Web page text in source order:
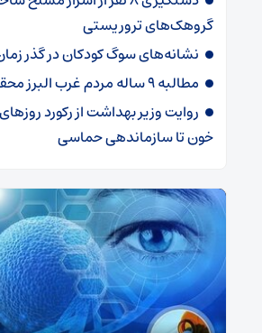
گروهک‌های تروریستی
نشانه‌های سوگ کودکان در گذر
مطالبه ۹ ساله مردم غرب البرز محقق شد
روایت وزیر بهداشت از رکورد
خون تا سازماندهی حماسی